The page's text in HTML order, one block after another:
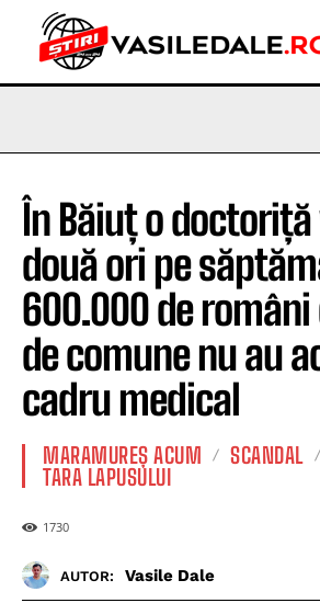
În Băiuț o doctoriță
două ori pe
600.000 de
de comune nu au
cadru medical
MARAMUREȘ ACUM
SCANDAL
TARA LAPUSULUI
1730
AUTOR: Vasile Dale